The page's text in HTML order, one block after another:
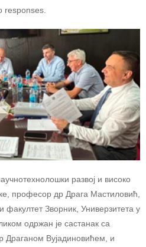
responses.
развој и високо
професор др Драга Мастиловић,
факултет Зворник, Универзитета у
одржан је састанак са
Драганом Вујадиновићем, и